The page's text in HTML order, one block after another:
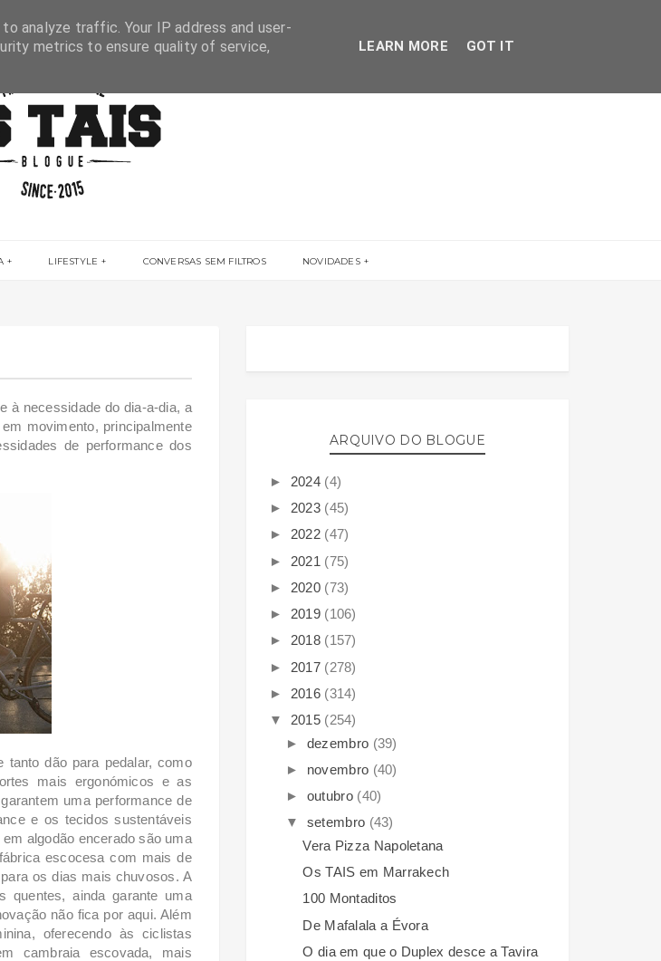
LIFESTYLE CONVERSAS SEM FILTROS NOVIDADES
à necessidade do dia-a-dia, a
movimento, principalmente
de performance dos
tanto dão para pedalar, como
mais ergonómicos e as
uma performance de
e os tecidos sustentáveis
algodão encerado são uma
escocesa com mais de
os dias mais chuvosos. A
quentes, ainda garante uma
não fica por aqui. Além
oferecendo às ciclistas
cambraia escovada, mais
ARQUIVO DO BLOGUE
► 2024 (4)
► 2023 (45)
► 2022 (47)
► 2021 (75)
► 2020 (73)
► 2019 (106)
► 2018 (157)
► 2017 (278)
► 2016 (314)
▼ 2015 (254)
► dezembro (39)
► novembro (40)
► outubro (40)
▼ setembro (43)
Vera Pizza Napoletana
Os TAIS em Marrakech
100 Montaditos
De Mafalala a Évora
O dia em que o Duplex desce a Tavira
analyze traffic. Your IP address and user-
metrics to ensure quality of service,
LEARN MORE GOT IT